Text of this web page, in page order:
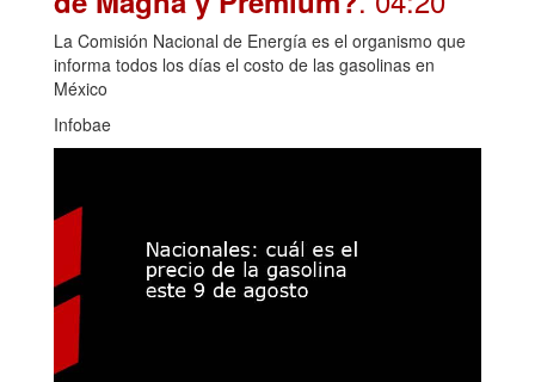
La Comisión Nacional de Energía es el organismo que
informa todos los días el costo de las gasolinas en
México
Infobae